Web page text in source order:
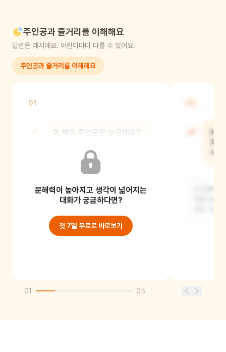
주인공과 줄거리를 이해해요
답변은 예시에요. 어린이마다 다를 수 있어요.
주인공과 줄거리를 이해해요
01
이 책의 주인공은 누구예요?
주인공은 레오예요. 평범하지 않고
재미있는 생각을 많이 하는 친구 같아요.
문해력이 높아지고 생각이 넓어지는
대화가 궁금하다면?
첫 7일 무료로 바로보기
레
자
시
도서관에
책을 보고
좋을 것 같
01 05